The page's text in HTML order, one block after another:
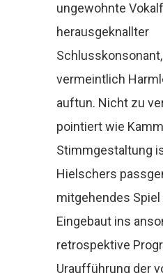
ungewohnte
herausgeknallter
vermeintlich
auftun. Nicht zu
pointiert wie
Stimmgestaltung
Hielschers
mitgehendes Spiel
Eingebaut ins
retrospektive
Uraufführung der